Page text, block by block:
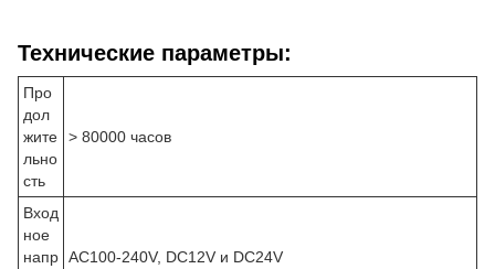
Технические параметры:
Про
дол
жите
льно
сть
> 80000 часов
Вход
ное
напр AC100-240V, DC12V и DC24V